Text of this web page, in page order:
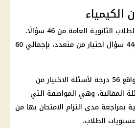
الكيمياء
لطلاب الثانوية العامة
من 46 سؤالًا،
بينها سؤالان مقاليان و44 سؤال اختيار من متعدد، بإجمالي 60
وتوزع درجات الامتحان بواقع 56 درجة لأسئلة الاختيار من
للأسئلة المقالية، وهي المواصفة التي
بمراجعة مدى التزام الامتحان بها من
الطلاب.